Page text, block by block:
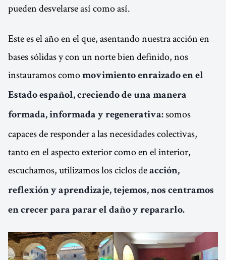
pueden desvelarse así como así.
Este es el año en el que, asentando nuestra acción en
bases sólidas y con un norte bien definido, nos
instauramos como movimiento enraizado en el
Estado español, creciendo de una manera
formada, informada y regenerativa: somos
capaces de responder a las necesidades colectivas,
tanto en el aspecto exterior como en el interior,
escuchamos, utilizamos los ciclos de acción,
reflexión y aprendizaje, tejemos, nos centramos
en crecer para parar el daño y repararlo.